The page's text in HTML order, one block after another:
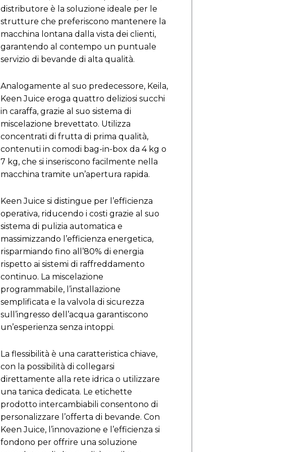
distributore è la soluzione ideale per le
strutture che preferiscono mantenere la
macchina lontana dalla vista dei clienti,
garantendo al contempo un puntuale
servizio di bevande di alta qualità.
Analogamente al suo predecessore, Keila,
Keen Juice eroga quattro deliziosi succhi
in caraffa, grazie al suo sistema di
miscelazione brevettato. Utilizza
concentrati di frutta di prima qualità,
contenuti in comodi bag-in-box da 4 kg o
7 kg, che si inseriscono facilmente nella
macchina tramite un’apertura rapida.
Keen Juice si distingue per l’efficienza
operativa, riducendo i costi grazie al suo
sistema di pulizia automatica e
massimizzando l’efficienza energetica,
risparmiando fino all’80% di energia
rispetto ai sistemi di raffreddamento
continuo. La miscelazione
programmabile, l’installazione
semplificata e la valvola di sicurezza
sull’ingresso dell’acqua garantiscono
un’esperienza senza intoppi.
La flessibilità è una caratteristica chiave,
con la possibilità di collegarsi
direttamente alla rete idrica o utilizzare
una tanica dedicata. Le etichette
prodotto intercambiabili consentono di
personalizzare l’offerta di bevande. Con
Keen Juice, l’innovazione e l’efficienza si
fondono per offrire una soluzione